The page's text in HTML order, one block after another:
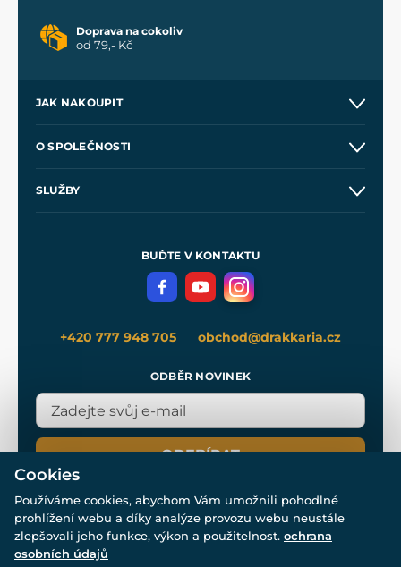
Doprava na cokoliv
od 79,- Kč
JAK NAKOUPIT
Velkoobchod
O SPOLEČNOSTI
SLUŽBY
Meče pro Kingdom Come
BUĎTE V KONTAKTU
+420 777 948 705 obchod@drakkaria.cz
ODBĚR NOVINEK
ODEBÍRAT
© Všechna práva vyhrazena. www.drakkaria.cz 2007-2026.
Cookies
Používáme cookies, abychom Vám umožnili pohodlné
prohlížení webu a díky analýze provozu webu neustále
zlepšovali jeho funkce, výkon a použitelnost. ochrana
osobních údajů